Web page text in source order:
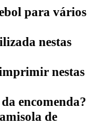
para vários
nestas
imprimir nestas
encomenda?
de